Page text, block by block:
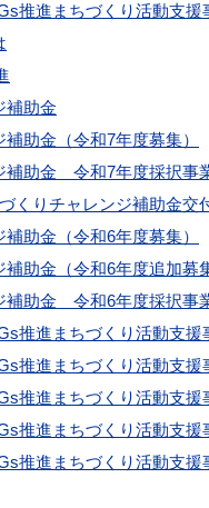
推進まちづくり活動支援
補助金
助金（令和7年度募集）
補助金 令和7年度採択事
くりチャレンジ補助金交
助金（令和6年度募集）
助金（令和6年度追加募
補助金 令和6年度採択事
推進まちづくり活動支援
推進まちづくり活動支援
推進まちづくり活動支援
推進まちづくり活動支援
推進まちづくり活動支